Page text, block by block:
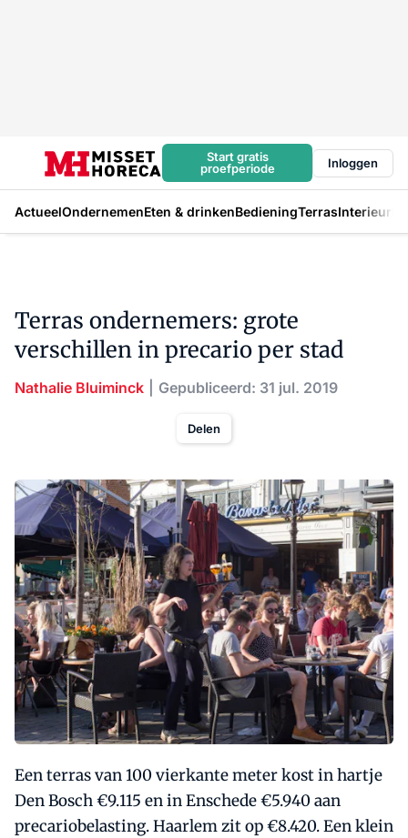
Start gratis
proefperiode
Inloggen
ActueelOndernemenEten & drinkenBedieningTerrasInterieur
Terras ondernemers: grote
verschillen in precario per stad
Nathalie Bluiminck Gepubliceerd: 31 jul. 2019
Delen
Een terras van 100 vierkante meter kost in hartje
Den Bosch €9.115 en in Enschede €5.940 aan
precariobelasting. Haarlem zit op €8.420. Een klein